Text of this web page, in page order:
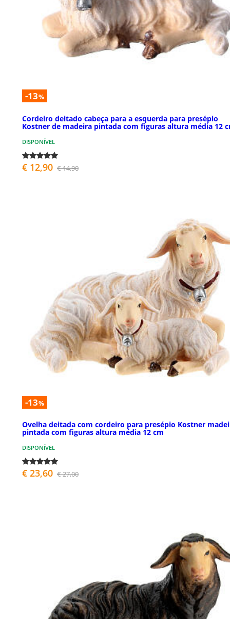
-13%
Cordeiro deitado cabeça para a esquerda para presépio
Kostner de madeira pintada com figuras altura média 12
DISPONÍVEL
€ 12,90 € 14,90
-13%
Ovelha deitada com cordeiro para presépio Kostner
pintada com figuras altura média 12 cm
DISPONÍVEL
€ 23,60 € 27,00